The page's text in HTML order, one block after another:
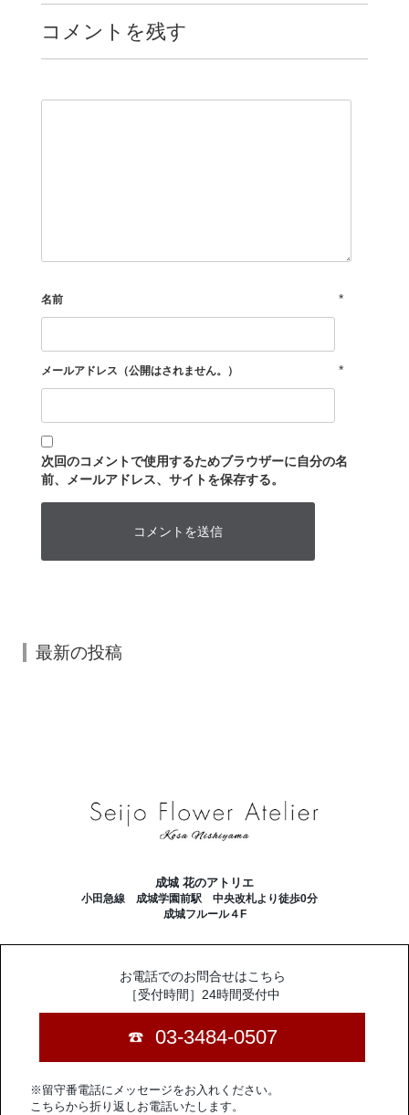
コメントを残す
名前 *
メールアドレス（公開はされません。） *
次回のコメントで使用するためブラウザーに自分の名
前、メールアドレス、サイトを保存する。
最新の投稿
成城 花のアトリエ
小田急線 成城学園前駅 中央改札より徒歩0分
成城フルール４F
お電話でのお問合せはこちら
［受付時間］24時間受付中
03-3484-0507
※留守番電話にメッセージをお入れください。
こちらから折り返しお電話いたします。